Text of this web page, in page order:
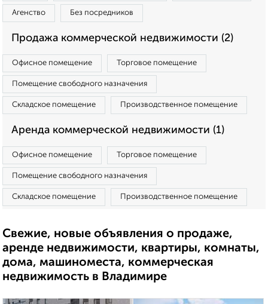
Агенство Без посредников
Продажа коммерческой недвижимости (2)
Офисное помещение Торговое помещение
Помещение свободного назначения
Складское помещение Производственное помещение
Аренда коммерческой недвижимости (1)
Офисное помещение Торговое помещение
Помещение свободного назначения
Складское помещение Производственное помещение
Свежие, новые объявления о продаже,
аренде недвижимости, квартиры, комнаты,
дома, машиноместа, коммерческая
недвижимость в Владимире